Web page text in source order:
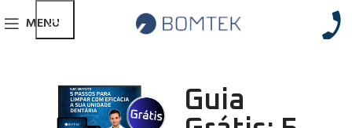
Guia
MENU